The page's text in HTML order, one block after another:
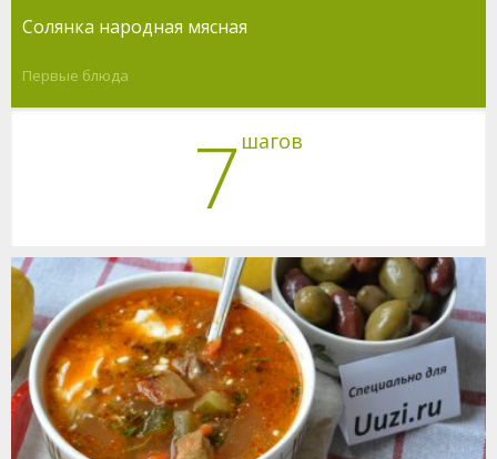
Солянка народная мясная
Первые блюда
7 шагов